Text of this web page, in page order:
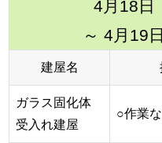
4月18日
～ 4月19
建屋名
ガラス固化体
受入れ建屋
○作業